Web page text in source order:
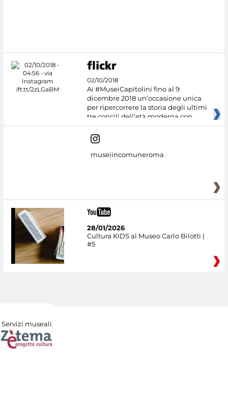
02/10/2018
Ai #MuseiCapitolini fino al 9
dicembre 2018 un’occasione unica
per ripercorrere la storia degli ultimi
tre concili dell’età moderna con
museiincomuneroma
28/01/2026
Cultura KIDS al Museo Carlo Bilotti |
#5
Servizi museali